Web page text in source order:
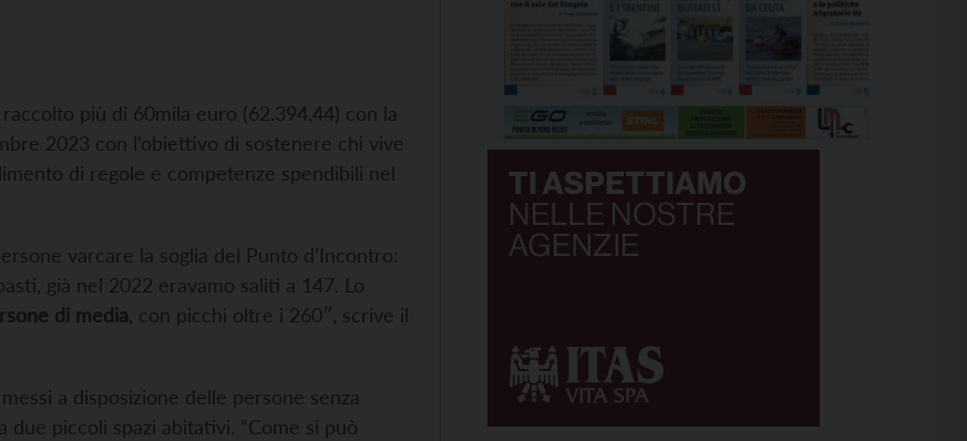
raccolto più di 60mila euro (62.394,44) con la
2023 con l’obiettivo di sostenere chi vive
di regole e competenze spendibili nel
varcare la soglia del Punto d’Incontro:
già nel 2022 eravamo saliti a 147. Lo
di media, con picchi oltre i 260″, scrive il
a disposizione delle persone senza
piccoli spazi abitativi. “Come si può